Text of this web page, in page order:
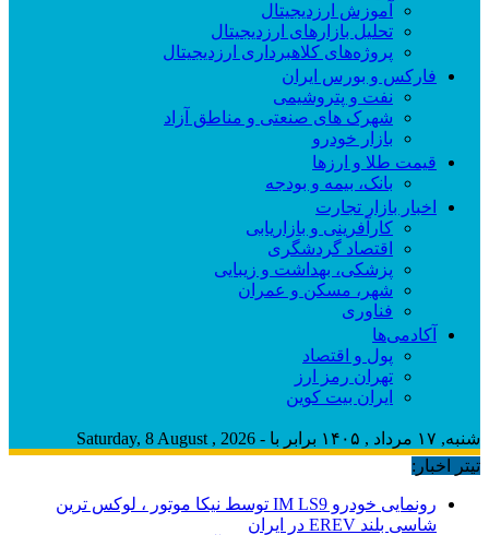
آموزش ارزدیجیتال
تحلیل بازارهای ارزدیجیتال
پروژه‌های کلاهبرداری ارزدیجیتال
فارکس و بورس ایران
نفت و پتروشیمی
شهرک های صنعتی و مناطق آزاد
بازار خودرو
قیمت طلا و ارزها
بانک، بیمه و بودجه
اخبار بازار تجارت
کارآفرینی و بازاریابی
اقتصاد گردشگری
پزشکی، بهداشت و زیبایی
شهر، مسکن و عمران
فناوری
آکادمی‌ها
پول و اقتصاد
تهران رمز ارز
ایران بیت کوین
شنبه, ۱۷ مرداد , ۱۴۰۵ برابر با - Saturday, 8 August , 2026
تیتر اخبار:
رونمایی خودرو IM LS9 توسط نیکا موتور ، لوکس ترین
شاسی بلند EREV در ایران